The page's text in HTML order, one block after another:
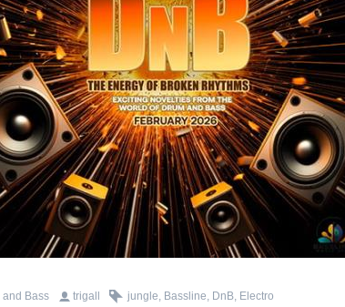
and Bass trigall jungle, Bassline, DnB, Electro